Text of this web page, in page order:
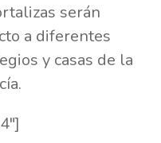
serán
a diferentes
y casas de la